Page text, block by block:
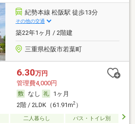
紀勢本線 松阪駅 徒歩13分
その他の交通
築22年1ヶ月 / 2階建
三重県松阪市若葉町
6.30万円
管理費4,000円
なし
1ヶ月
2階 / 2LDK（61.91m2）
二人暮らし
バス・トイレ別